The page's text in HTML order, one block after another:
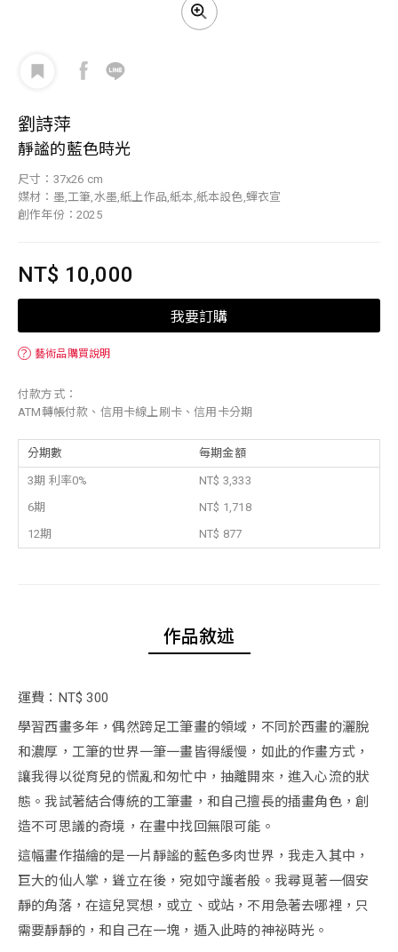
劉詩萍
靜謐的藍色時光
尺寸：37x26 cm
媒材：墨,工筆,水墨,紙上作品,紙本,紙本設色,蟬衣宣
創作年份：2025
NT$ 10,000
我要訂購
？ 藝術品購買說明
付款方式：
ATM轉帳付款、信用卡線上刷卡、信用卡分期
分期數 每期金額
3期 利率0%
NT$ 3,333
6期
NT$ 1,718
12期
NT$ 877
作品敘述
運費：NT$ 300
學習西畫多年，偶然跨足工筆畫的領域，不同於西畫的灑脫
和濃厚，工筆的世界一筆一畫皆得緩慢，如此的作畫方式，
讓我得以從育兒的慌亂和匆忙中，抽離開來，進入心流的狀
態。我試著結合傳統的工筆畫，和自己擅長的插畫角色，創
造不可思議的奇境，在畫中找回無限可能。
這幅畫作描繪的是一片靜謐的藍色多肉世界，我走入其中，
巨大的仙人掌，聳立在後，宛如守護者般。我尋覓著一個安
靜的角落，在這兒冥想，或立、或站，不用急著去哪裡，只
需要靜靜的，和自己在一塊，遁入此時的神祕時光。